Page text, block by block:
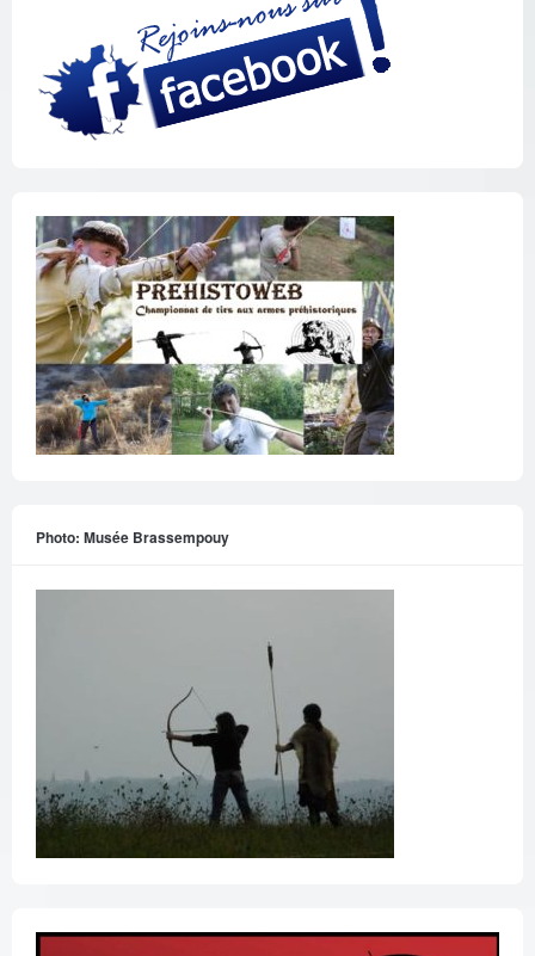
Photo: Musée Brassempouy